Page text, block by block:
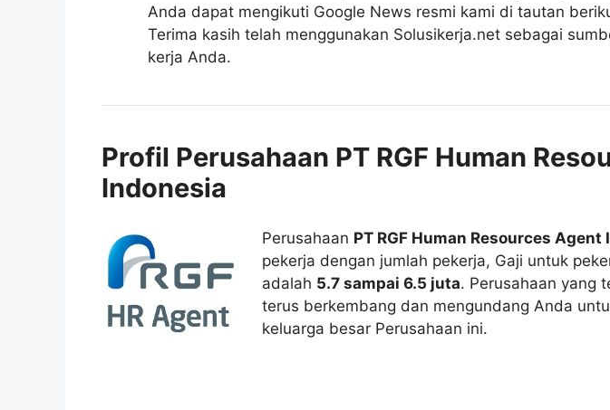
Anda dapat mengikuti Google News resmi kami di tautan
Terima kasih telah menggunakan Solusikerja.net sebagai
kerja Anda.
Profil Perusahaan PT RGF Human
Indonesia
Perusahaan PT RGF Human Resources Agent
pekerja dengan jumlah pekerja, Gaji untuk
adalah 5.7 sampai 6.5 juta. Perusahaan yang
terus berkembang dan mengundang Anda
keluarga besar Perusahaan ini.